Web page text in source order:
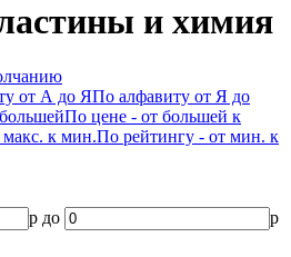
и химия
от А до ЯПо алфавиту от Я до
По цене - от большей к
к мин.По рейтингу - от мин. к
р до р